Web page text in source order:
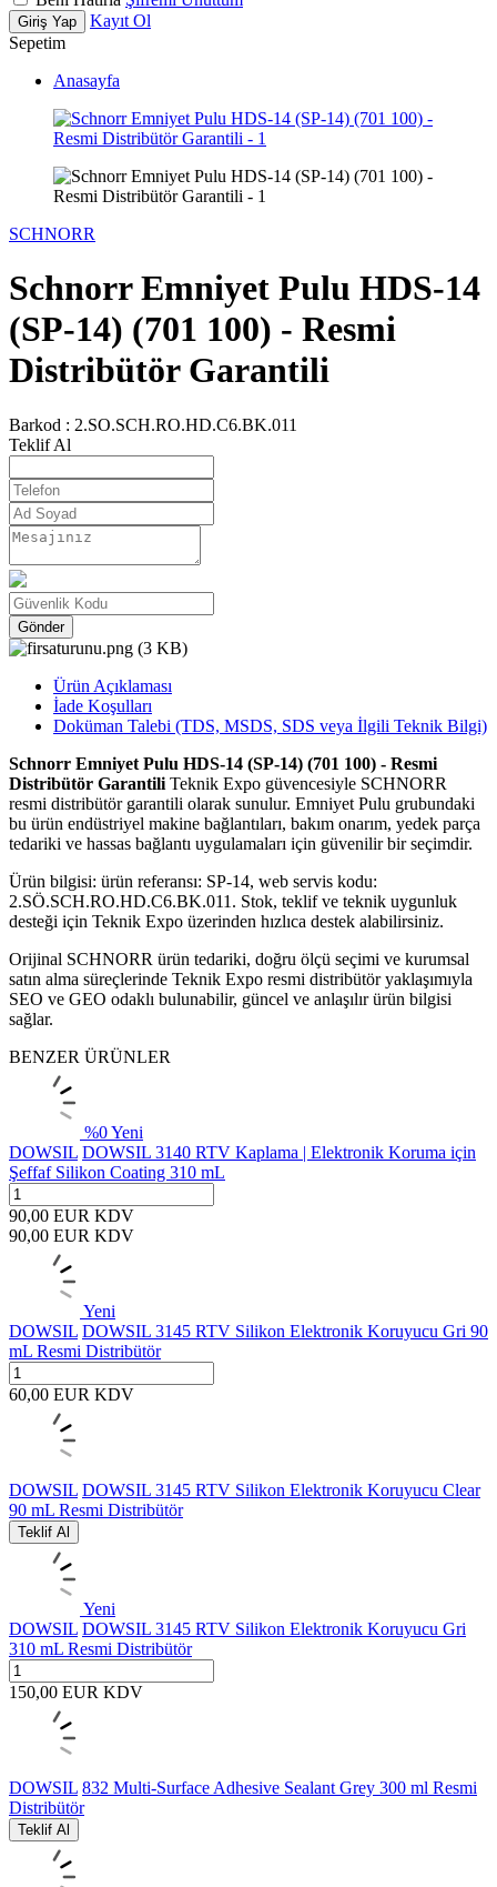
Giriş Yap
Kayıt Ol
Sepetim
Anasayfa
SCHNORR
Schnorr Emniyet Pulu HDS-14
(SP-14) (701 100) - Resmi
Distribütör Garantili
Barkod : 2.SO.SCH.RO.HD.C6.BK.011
Teklif Al
Gönder
Ürün Açıklaması
İade Koşulları
Doküman Talebi (TDS, MSDS, SDS veya İlgili Teknik Bilgi)
Schnorr Emniyet Pulu HDS-14 (SP-14) (701 100) - Resmi
Distribütör Garantili Teknik Expo güvencesiyle SCHNORR
resmi distribütör garantili olarak sunulur. Emniyet Pulu grubundaki
bu ürün endüstriyel makine bağlantıları, bakım onarım, yedek parça
tedariki ve hassas bağlantı uygulamaları için güvenilir bir seçimdir.
Ürün bilgisi: ürün referansı: SP-14, web servis kodu:
2.SÖ.SCH.RO.HD.C6.BK.011. Stok, teklif ve teknik uygunluk
desteği için Teknik Expo üzerinden hızlıca destek alabilirsiniz.
Orijinal SCHNORR ürün tedariki, doğru ölçü seçimi ve kurumsal
satın alma süreçlerinde Teknik Expo resmi distribütör yaklaşımıyla
SEO ve GEO odaklı bulunabilir, güncel ve anlaşılır ürün bilgisi
sağlar.
BENZER ÜRÜNLER
%0Yeni
DOWSIL DOWSIL 3140 RTV Kaplama | Elektronik Koruma için
Şeffaf Silikon Coating 310 mL
90,00 EUR KDV
90,00 EUR KDV
Yeni
DOWSIL DOWSIL 3145 RTV Silikon Elektronik Koruyucu Gri 90
mL Resmi Distribütör
60,00 EUR KDV
DOWSIL DOWSIL 3145 RTV Silikon Elektronik Koruyucu Clear
90 mL Resmi Distribütör
Teklif Al
Yeni
DOWSIL DOWSIL 3145 RTV Silikon Elektronik Koruyucu Gri
310 mL Resmi Distribütör
150,00 EUR KDV
DOWSIL 832 Multi-Surface Adhesive Sealant Grey 300 ml Resmi
Distribütör
Teklif Al